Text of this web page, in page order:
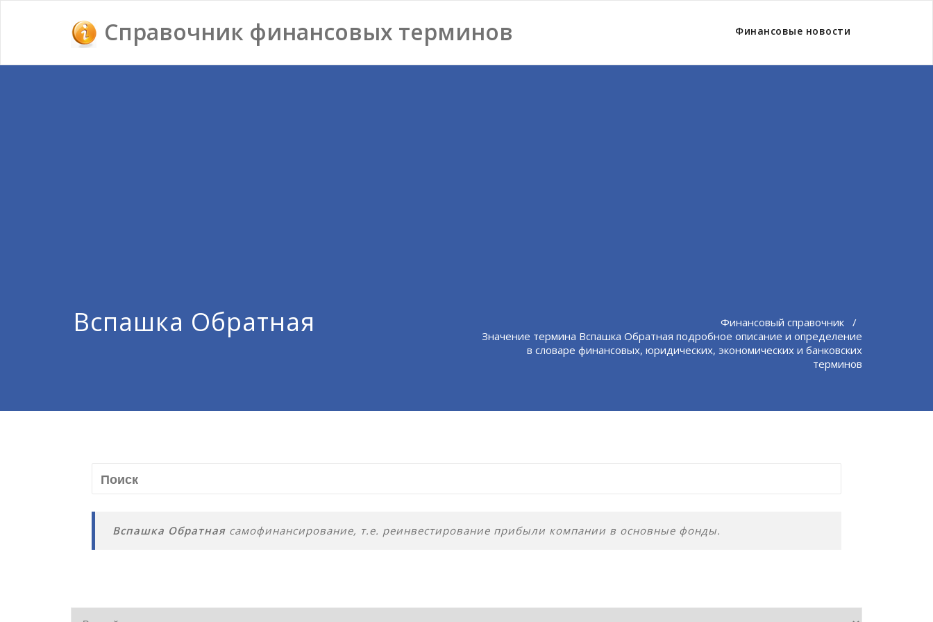
Справочник финансовых терминов Финансовые новости
Вспашка Обратная Финансовый справочник /
Значение термина Вспашка Обратная подробное описание и определение
в словаре финансовых, юридических, экономических и банковских
терминов
Вспашка Обратнаясамофинансирование, т.е. реинвестирование прибыли компании в основные фонды.